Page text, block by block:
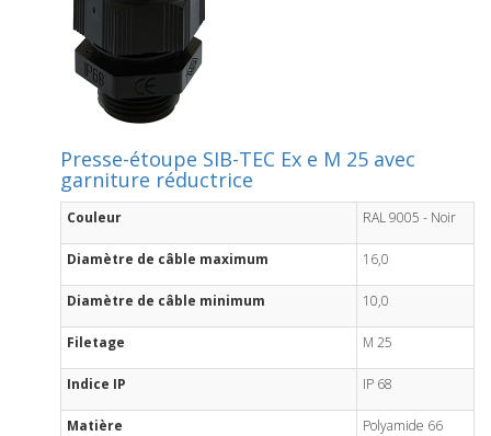
Presse-étoupe SIB-TEC Ex e M 25 avec
garniture réductrice
Couleur RAL 9005 - Noir
Diamètre de câble maximum 16,0
Diamètre de câble minimum 10,0
Filetage M 25
Indice IP IP 68
Matière Polyamide 66